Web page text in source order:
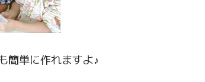
簡単に作れますよ♪